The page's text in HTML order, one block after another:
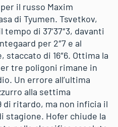
il russo Maxim
di Tyumen. Tsvetkov,
di 37’37″3, davanti
per 2″7 e al
di 16″6. Ottima la
tre poligoni rimane in
Un errore all’ultima
alla settima
di ritardo, ma non inficia il
stagione. Hofer chiude la